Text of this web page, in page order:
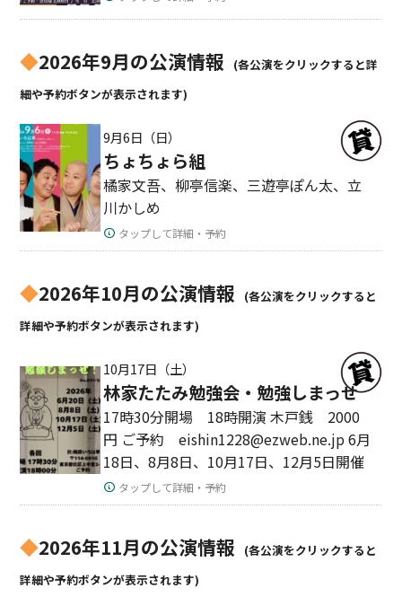
◆2026年9月の公演情報
(各公演をクリックすると詳
細や予約ボタンが表示されます)
9月6日（日）
ちょちょら組
橘家文吾、柳亭信楽、三遊亭ぽん太、立
川かしめ
タップして詳細・予約
◆2026年10月の公演情報
(各公演をクリックすると
詳細や予約ボタンが表示されます)
10月17日（土）
林家たたみ勉強会・勉強しまっせ
17時30分開場 18時開演 木戸銭 2000
円 ご予約 eishin1228@ezweb.ne.jp 6月
18日、8月8日、10月17日、12月5日開催
タップして詳細・予約
◆2026年11月の公演情報
(各公演をクリックすると
詳細や予約ボタンが表示されます)